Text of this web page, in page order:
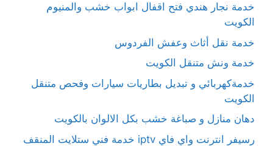
خدمة نجار هندي فتح اقفال ابواب خشب والمنيوم
الكويت
خدمة نقل أثاث وعفش الفردوس
خدمة ونش متنقل الكويت
خدمةكهربائي و تبديل بطاريات سيارات وفحص متنقل
الكويت
دهان منازل و صباغة خشب بكل الالوان بالكويت
رسيفر انترنت واي فاي iptv خدمة فني ستلايت المنقف